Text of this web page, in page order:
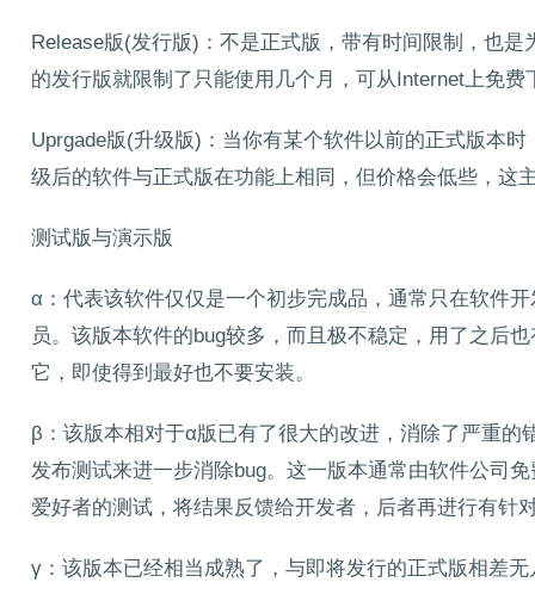
Release版(发行版)：不是正式版，带有时间限制，也
的发行版就限制了只能使用几个月，可从Internet上免费
Uprgade版(升级版)：当你有某个软件以前的正式版本
级后的软件与正式版在功能上相同，但价格会低些，这
测试版与演示版
α：代表该软件仅仅是一个初步完成品，通常只在软件
员。该版本软件的bug较多，而且极不稳定，用了之后
它，即使得到最好也不要安装。
β：该版本相对于α版已有了很大的改进，消除了严重
发布测试来进一步消除bug。这一版本通常由软件公司
爱好者的测试，将结果反馈给开发者，后者再进行有针
γ：该版本已经相当成熟了，与即将发行的正式版相差